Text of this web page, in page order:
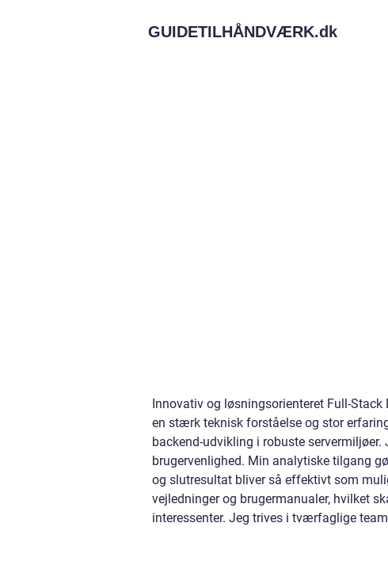
GUIDETILHÅNDVÆRK.dk
Innovativ og løsningsorienteret Full-
en stærk teknisk forståelse og stor
backend-udvikling i robuste
brugervenlighed. Min analytiske tilgang
og slutresultat bliver så effektivt som
vejledninger og brugermanualer, hvilket
interessenter. Jeg trives i tværfaglige